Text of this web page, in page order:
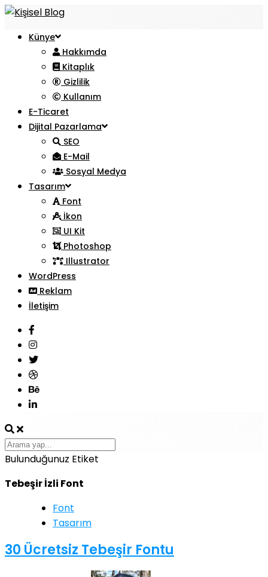
Künye
Hakkımda
Kitaplık
Gizlilik
Kullanım
E-Ticaret
Dijital Pazarlama
SEO
E-Mail
Sosyal Medya
Tasarım
Font
İkon
UI Kit
Photoshop
Illustrator
WordPress
Reklam
İletişim
Bulunduğunuz Etiket
Tebeşir İzli Font
Font
Tasarım
30 Ücretsiz Tebeşir Fontu